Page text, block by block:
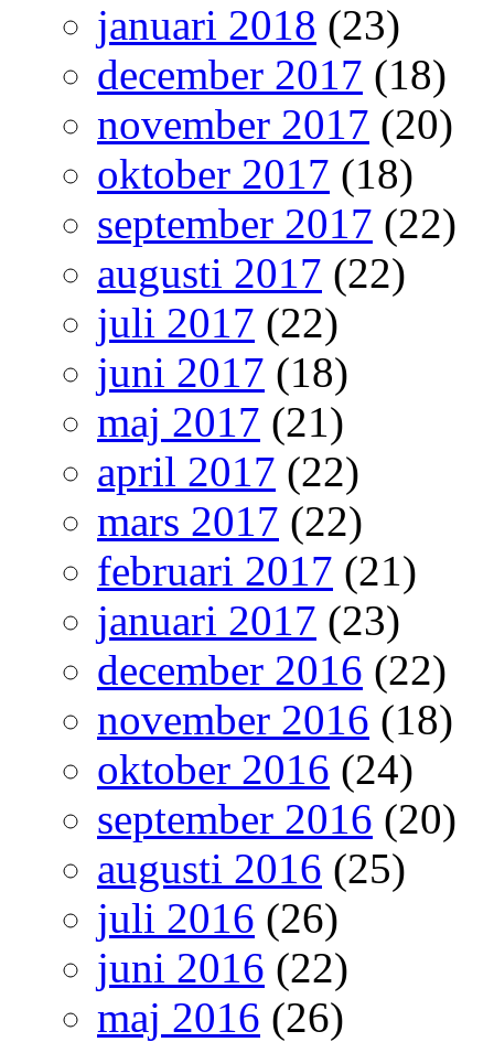
januari 2018 (23)
december 2017 (18)
november 2017 (20)
oktober 2017 (18)
september 2017 (22)
augusti 2017 (22)
juli 2017 (22)
juni 2017 (18)
maj 2017 (21)
april 2017 (22)
mars 2017 (22)
februari 2017 (21)
januari 2017 (23)
december 2016 (22)
november 2016 (18)
oktober 2016 (24)
september 2016 (20)
augusti 2016 (25)
juli 2016 (26)
juni 2016 (22)
maj 2016 (26)